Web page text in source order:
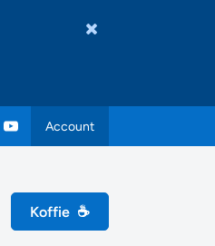
Account
Koffie ☕